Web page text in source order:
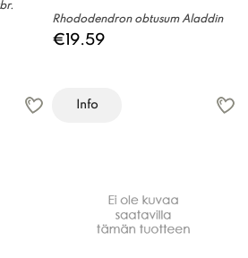
Rhododendron obtusum Aladdin
€19.59
Info